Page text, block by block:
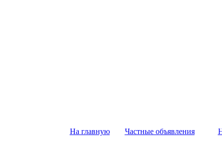
На главную Частные объявления